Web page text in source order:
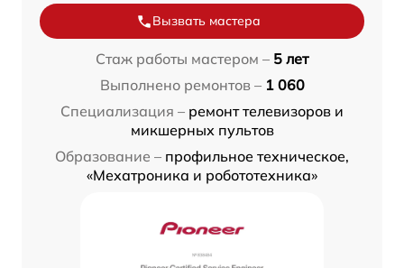
Вызвать мастера
Стаж работы мастером – 5 лет
Выполнено ремонтов – 1 060
Специализация – ремонт телевизоров и
микшерных пультов
Образование – профильное техническое,
«Мехатроника и робототехника»